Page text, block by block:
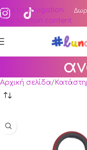
Skip to navigation
Skip to main content
Αρχική σελίδα